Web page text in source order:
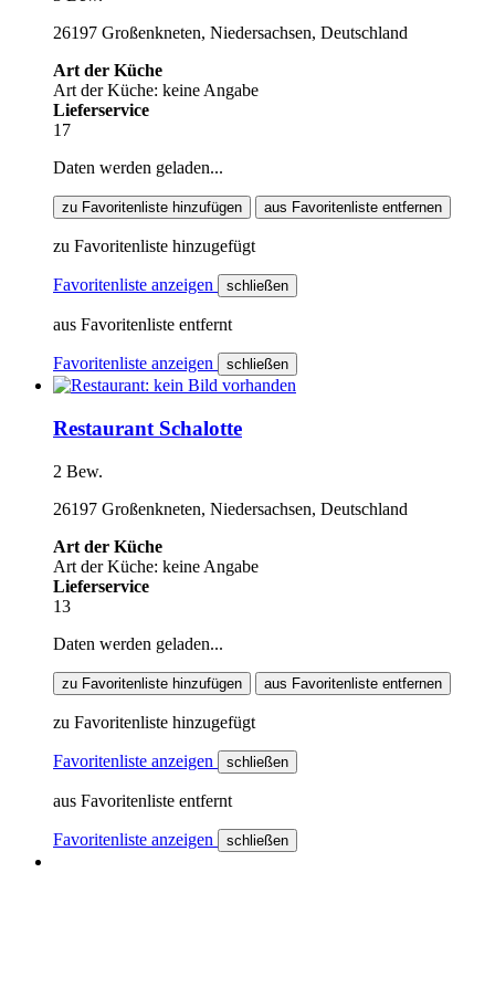
26197 Großenkneten, Niedersachsen, Deutschland
Art der Küche
Art der Küche: keine Angabe
Lieferservice
17
Daten werden geladen...
zu Favoritenliste hinzufügen aus Favoritenliste entfernen
zu Favoritenliste hinzugefügt
Favoritenliste anzeigen schließen
aus Favoritenliste entfernt
Favoritenliste anzeigen schließen
Restaurant Schalotte
2 Bew.
26197 Großenkneten, Niedersachsen, Deutschland
Art der Küche
Art der Küche: keine Angabe
Lieferservice
13
Daten werden geladen...
zu Favoritenliste hinzufügen aus Favoritenliste entfernen
zu Favoritenliste hinzugefügt
Favoritenliste anzeigen schließen
aus Favoritenliste entfernt
Favoritenliste anzeigen schließen